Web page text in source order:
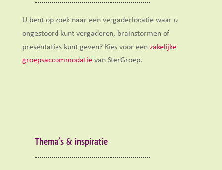
U bent op zoek naar een vergaderlocatie waar u
ongestoord kunt vergaderen, brainstormen of
presentaties kunt geven? Kies voor een zakelijke
groepsaccommodatievan SterGroep.
Thema’s & inspiratie